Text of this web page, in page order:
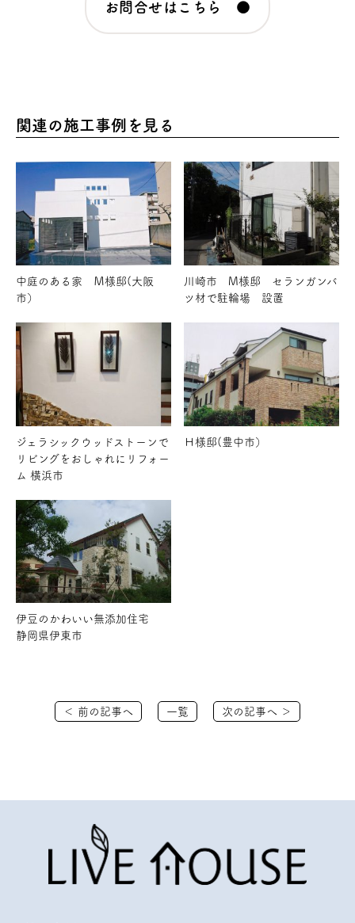
お問合せはこちら ●
関連の施工事例を見る
中庭のある家 Ｍ様邸(大阪
市）
川崎市 M様邸 セランガンバ
ツ材で駐輪場 設置
ジェラシックウッドストーンで
リビングをおしゃれにリフォー
ム 横浜市
Ｈ様邸(豊中市）
伊豆のかわいい無添加住宅
静岡県伊東市
＜ 前の記事へ 一覧 次の記事へ ＞